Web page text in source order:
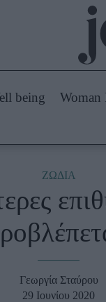
being Woman
ΖΩΔΙΑ
Γεωργία Σταύρου
29 Ιουνίου 2020